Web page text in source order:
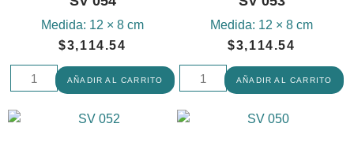
Medida: 12 × 8 cm
$3,114.54
AÑADIR AL CARRITO
Medida: 12 × 8 cm
$3,114.54
AÑADIR AL CARRITO